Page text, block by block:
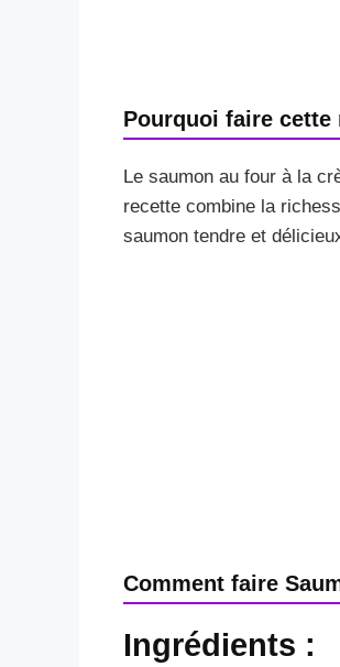
Pourquoi faire cette
Le saumon au four à la
recette combine la
saumon tendre et
Comment faire
Ingrédients :